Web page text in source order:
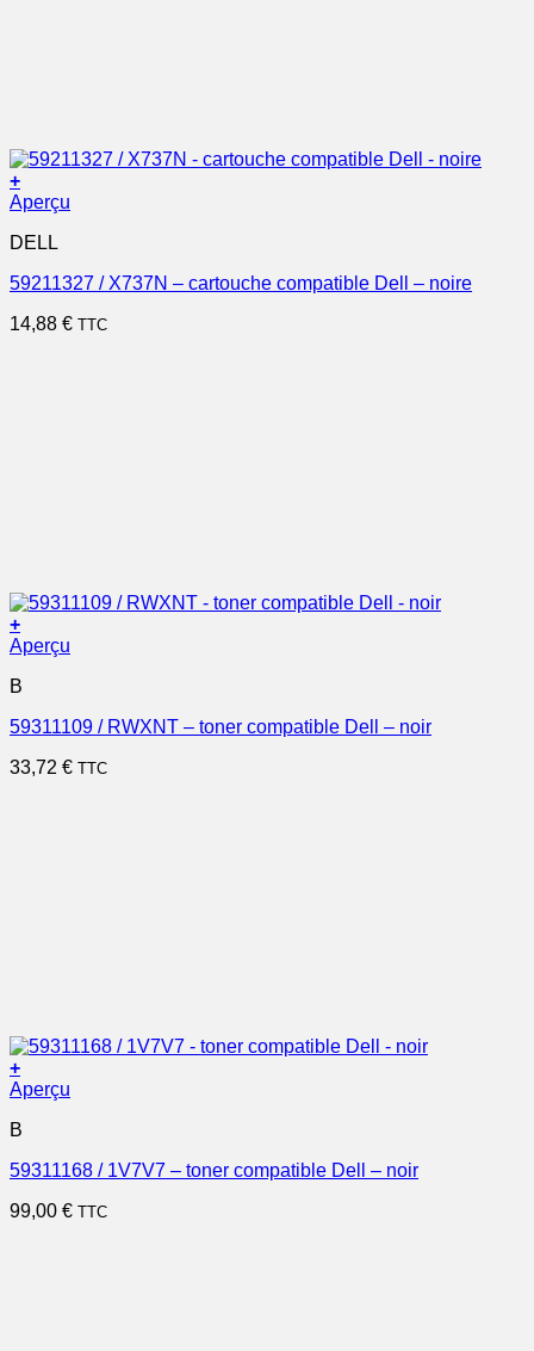
+
Aperçu
DELL
59211327 / X737N – cartouche compatible Dell – noire
14,88 € TTC
+
Aperçu
B
59311109 / RWXNT – toner compatible Dell – noir
33,72 € TTC
+
Aperçu
B
59311168 / 1V7V7 – toner compatible Dell – noir
99,00 € TTC